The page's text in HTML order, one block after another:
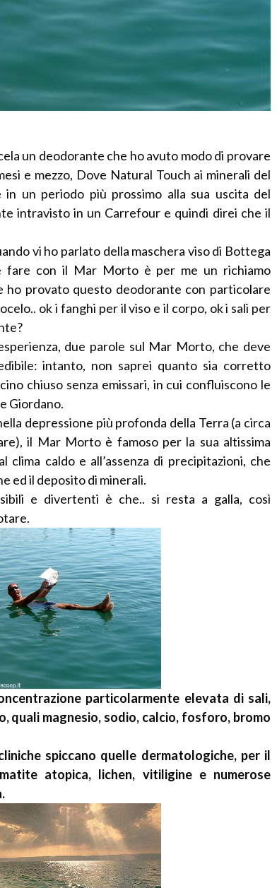
un deodorante che ho avuto modo di provare
e mezzo, Dove Natural Touch ai minerali del
un periodo più prossimo alla sua uscita del
intravisto in un Carrefour e quindi direi che il
vi ho parlato della maschera viso di Bottega
fare con il Mar Morto è per me un richiamo
ho provato questo deodorante con particolare
ok i fanghi per il viso e il corpo, ok i sali per
due parole sul Mar Morto, che deve
intanto, non saprei quanto sia corretto
chiuso senza emissari, in cui confluiscono le
Giordano.
depressione più profonda della Terra (a circa
il Mar Morto è famoso per la sua altissima
clima caldo e all’assenza di precipitazioni, che
ed il deposito di minerali.
e divertenti è che.. si resta a galla, così
particolarmente elevata di sali,
quali magnesio, sodio, calcio, fosforo, bromo
spiccano quelle dermatologiche, per il
atopica, lichen, vitiligine e numerose